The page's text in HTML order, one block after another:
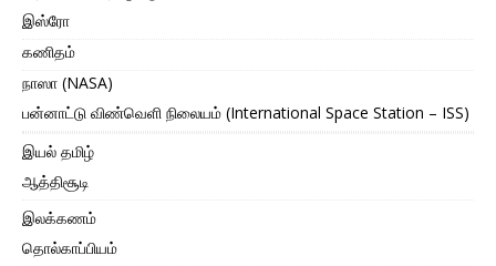
இஸ்ரோ
கணிதம்
நாஸா (NASA)
பன்னாட்டு விண்வெளி நிலையம் (International Space Station – ISS)
இயல் தமிழ்
ஆத்திசூடி
இலக்கணம்
தொல்காப்பியம்